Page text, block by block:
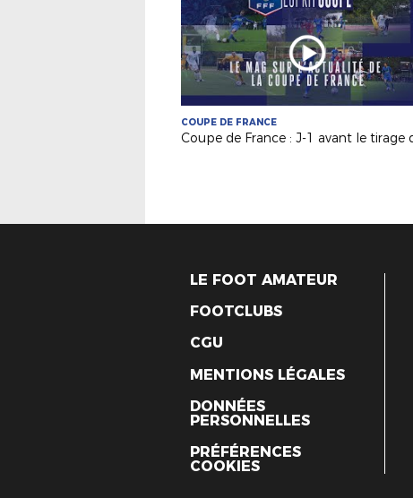
COUPE DE FRANCE
LE FOOT AMATEUR
FOOTCLUBS
CGU
MENTIONS LÉGALES
DONNÉES
PERSONNELLES
PRÉFÉRENCES
COOKIES